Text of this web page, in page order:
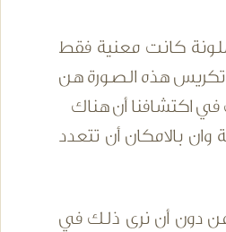
كانت معنية فقط
تكريس هذه الصورة هن
في اكتشافنا أن هناك
بالامكان أن تتعدد
دون أن نرى ذلك في